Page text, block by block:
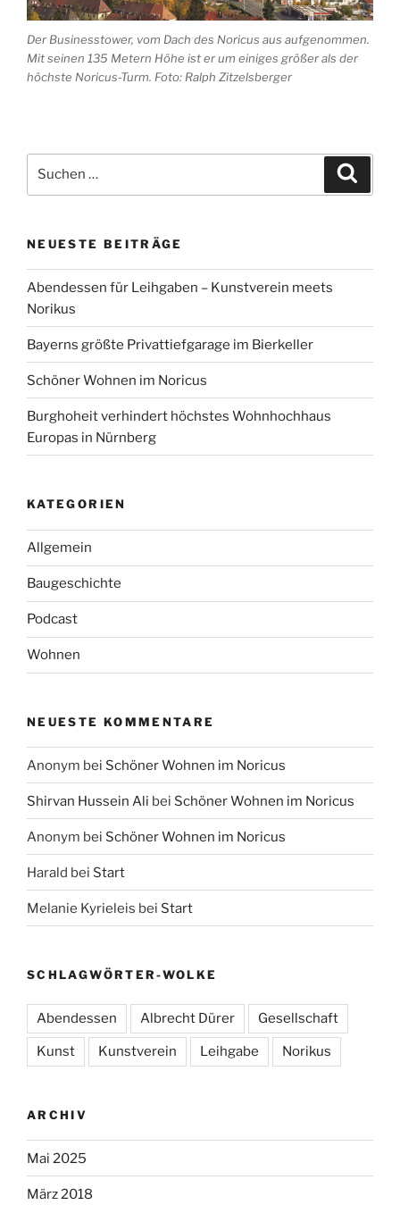
Der Businesstower, vom Dach des Noricus aus aufgenommen.
Mit seinen 135 Metern Höhe ist er um einiges größer als der
höchste Noricus-Turm. Foto: Ralph Zitzelsberger
nach:
NEUESTE BEITRÄGE
Abendessen für Leihgaben – Kunstverein meets
Norikus
Bayerns größte Privattiefgarage im Bierkeller
Schöner Wohnen im Noricus
Burghoheit verhindert höchstes Wohnhochhaus
Europas in Nürnberg
KATEGORIEN
Allgemein
Baugeschichte
Podcast
Wohnen
NEUESTE KOMMENTARE
Anonym bei Schöner Wohnen im Noricus
Shirvan Hussein Ali bei Schöner Wohnen im Noricus
Anonym bei Schöner Wohnen im Noricus
Harald bei Start
Melanie Kyrieleis bei Start
SCHLAGWÖRTER-WOLKE
Abendessen Albrecht Dürer Gesellschaft
Kunst Kunstverein Leihgabe Norikus
ARCHIV
Mai 2025
März 2018